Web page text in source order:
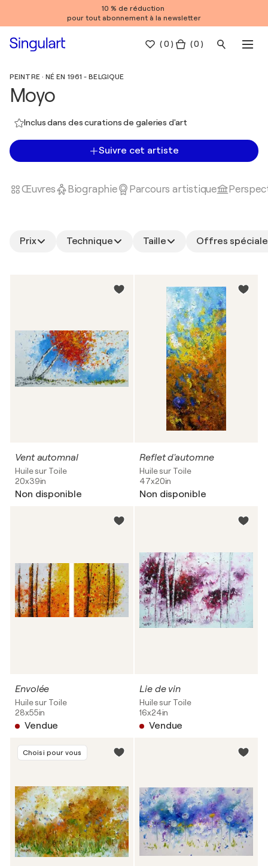
10 % de réduction
pour tout abonnement à la newsletter
(0 ) ( 0 )
PEINTRE · NÉ EN 1961 - BELGIQUE
Moyo
Inclus dans des curations de galeries d'art
Suivre cet artiste
Œuvres Biographie Parcours artistique
Prix Technique Taille Offres
Vent automnal
Huile sur Toile
20x39in
Non disponible
Reflet d'automne
Huile sur Toile
47x20in
Non disponible
Envolée
Huile sur Toile
28x55in
Vendue
Lie de vin
Huile sur Toile
16x24in
Vendue
Choisi pour vous